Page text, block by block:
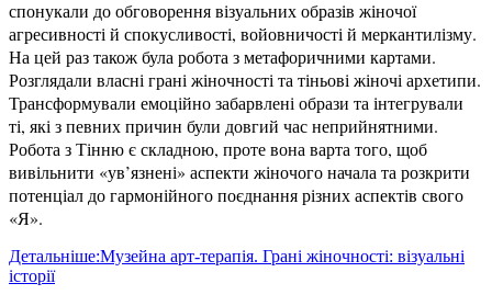
спонукали до обговорення візуальних образів жіночої
агресивності й спокусливості, войовничості й меркантилізму.
На цей раз також була робота з метафоричними картами.
Розглядали власні грані жіночності та тіньові жіночі архетипи.
Трансформували емоційно забарвлені образи та інтегрували
ті, які з певних причин були довгий час неприйнятними.
Робота з Тінню є складною, проте вона варта того, щоб
вивільнити «ув’язнені» аспекти жіночого начала та розкрити
потенціал до гармонійного поєднання різних аспектів свого
«Я».
Детальніше:Музейна арт-терапія. Грані жіночності: візуальні
історії